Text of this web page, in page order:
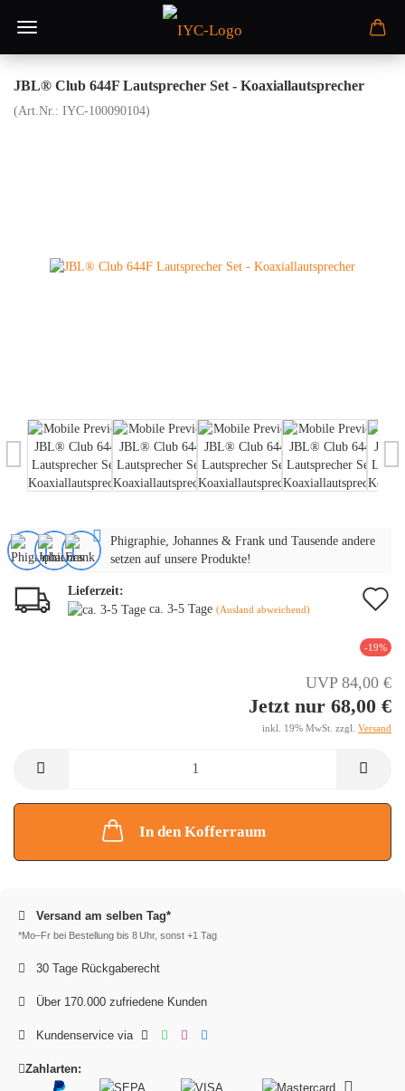
JBL® Club 644F Lautsprecher Set - Koaxiallautsprecher
(Art.Nr.: IYC-100090104)
Phigraphie, Johannes & Frank und Tausende andere
setzen auf unsere Produkte!
Lieferzeit:
ca. 3-5 Tage (Ausland abweichend)
-19%
UVP 84,00 €
Jetzt nur 68,00 €
inkl. 19% MwSt. zzgl. Versand
In den Kofferraum
Versand am selben Tag*
*Mo–Fr bei Bestellung bis 8 Uhr, sonst +1 Tag
30 Tage Rückgaberecht
Über 170.000 zufriedene Kunden
Kundenservice via
Zahlarten: